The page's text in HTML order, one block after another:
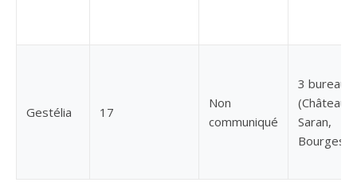
Gestélia 17
Non
communiqué
3 bureaux
Saran,
Bourges)